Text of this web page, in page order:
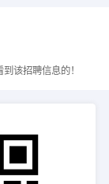
该招聘信息的！